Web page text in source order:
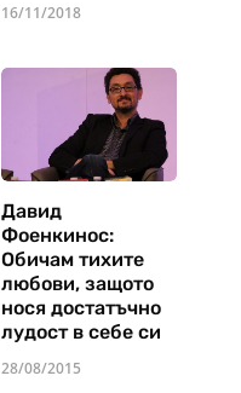
16/11/2018
Давид
Фоенкинос:
Обичам тихите
любови, защото
нося достатъчно
лудост в себе си
28/08/2015